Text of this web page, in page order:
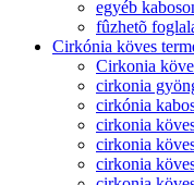
egyéb
fûzhetõ
Cirkónia köves
Cirkonia
cirkonia
cirkónia
cirkonia
cirkonia
cirkonia